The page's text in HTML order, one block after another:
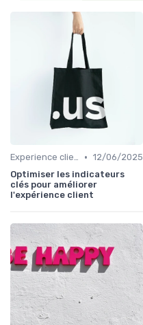
Experience client • 12/06/2025
Optimiser les indicateurs
clés pour améliorer
l'expérience client